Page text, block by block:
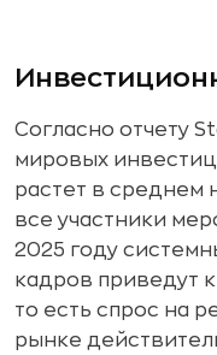
Согласно отчету
мировых
растет в среднем
все участники
2025 году
кадров приведут
то есть спрос на
рынке